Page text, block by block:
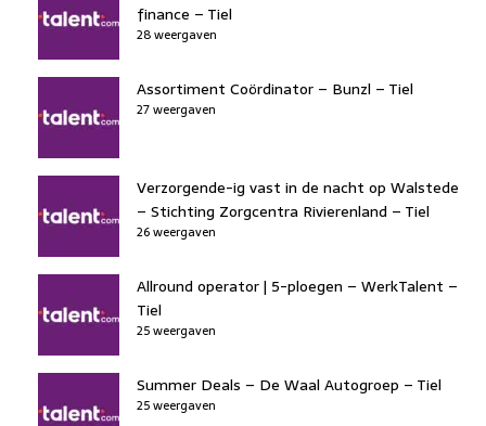
finance – Tiel
28 weergaven
Assortiment Coördinator – Bunzl – Tiel
27 weergaven
Verzorgende-ig vast in de nacht op Walstede
– Stichting Zorgcentra Rivierenland – Tiel
26 weergaven
Allround operator | 5-ploegen – WerkTalent –
Tiel
25 weergaven
Summer Deals – De Waal Autogroep – Tiel
25 weergaven